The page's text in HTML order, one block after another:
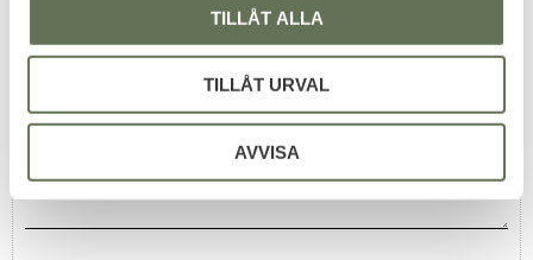
TILLÅT ALLA
TILLÅT URVAL
AVVISA
Omdömen